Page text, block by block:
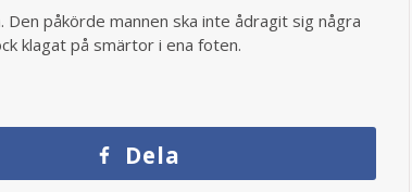
påkörde mannen ska inte ådragit sig några
klagat på smärtor i ena foten.
Dela